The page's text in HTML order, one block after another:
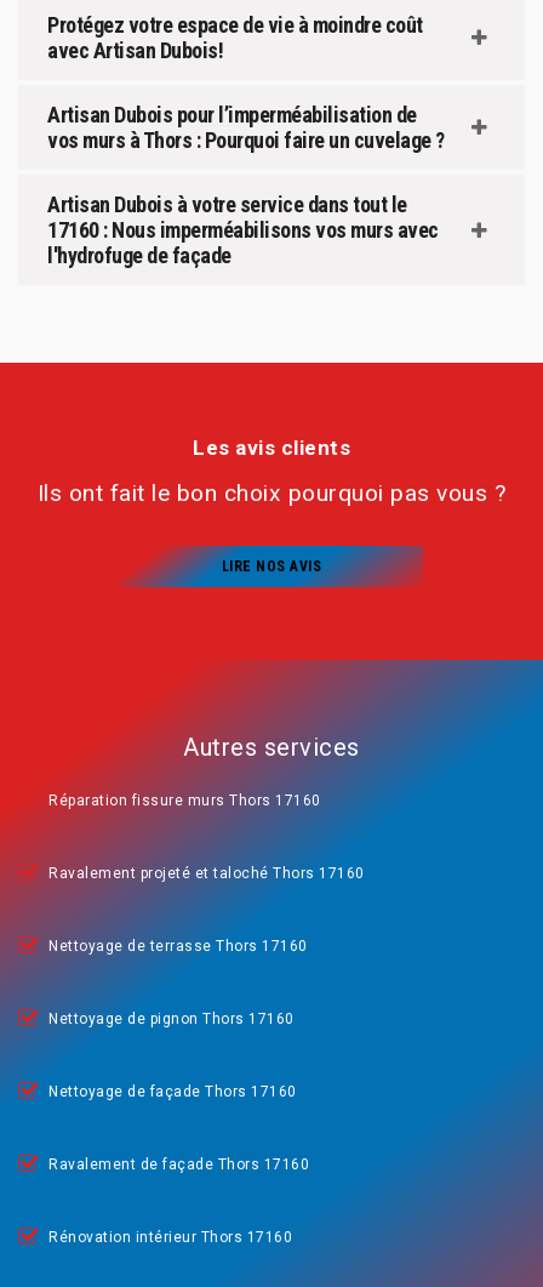
Protégez votre espace de vie à moindre coût
avec Artisan Dubois!
Artisan Dubois pour l’imperméabilisation de
vos murs à Thors : Pourquoi faire un cuvelage ?
Artisan Dubois à votre service dans tout le
17160 : Nous imperméabilisons vos murs avec
l'hydrofuge de façade
Les avis clients
Ils ont fait le bon choix pourquoi pas vous ?
LIRE NOS AVIS
Autres services
Réparation fissure murs Thors 17160
Ravalement projeté et taloché Thors 17160
Nettoyage de terrasse Thors 17160
Nettoyage de pignon Thors 17160
Nettoyage de façade Thors 17160
Ravalement de façade Thors 17160
Rénovation intérieur Thors 17160